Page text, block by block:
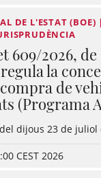
DE L'ESTAT (BOE)
609/2026,
la
de
(Programa
dijous 23 de juliol
CEST 2026